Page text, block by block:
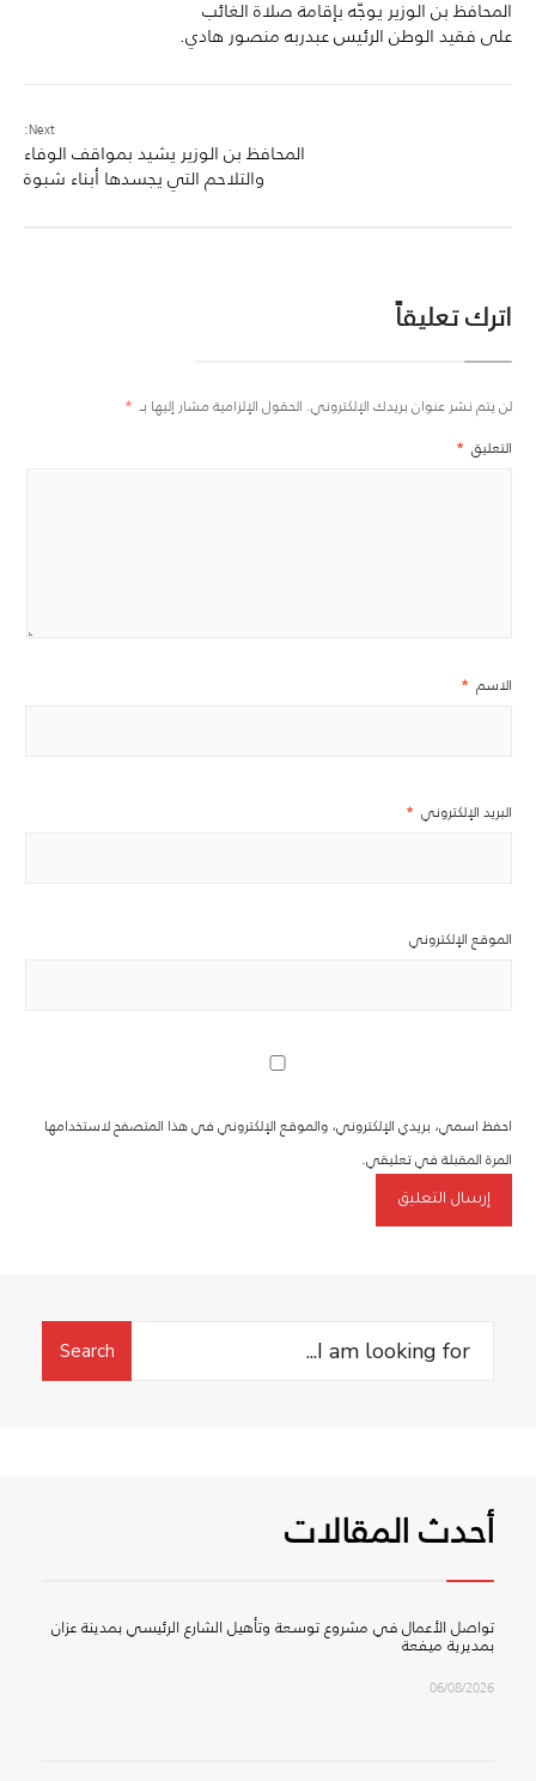
المحافظ بن الوزير يوجّه بإقامة صلاة الغائب
على فقيد الوطن الرئيس عبدربه منصور هادي.
Next:
المحافظ بن الوزير يشيد بمواقف الوفاء
والتلاحم التي يجسدها أبناء شبوة
اترك تعليقاً
لن يتم نشر عنوان بريدك الإلكتروني. الحقول الإلزامية مشار إليها بـ *
التعليق *
الاسم *
البريد الإلكتروني *
الموقع الإلكتروني
احفظ اسمي، بريدي الإلكتروني، والموقع الإلكتروني في هذا المتصفح لاستخدامها
المرة المقبلة في تعليقي.
Search
Search
أحدث المقالات
تواصل الأعمال في مشروع توسعة وتأهيل الشارع الرئيسي بمدينة عزان
بمديرية ميفعة
06/08/2026